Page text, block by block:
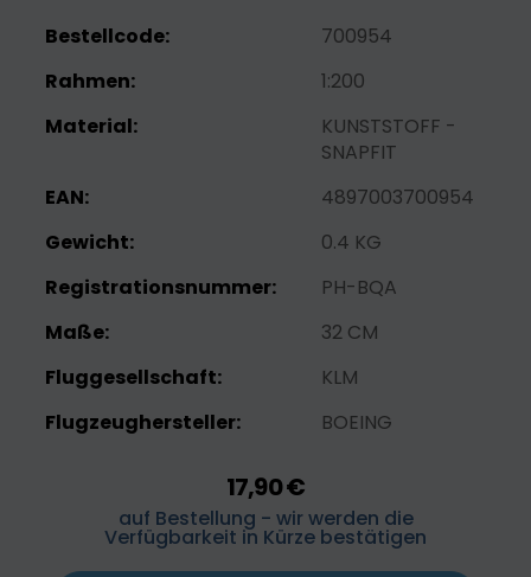
Bestellcode:
700954
Rahmen:
1:200
Material:
KUNSTSTOFF -
SNAPFIT
EAN:
4897003700954
Gewicht:
0.4 KG
Registrationsnummer:
PH-BQA
Maße:
32 CM
Fluggesellschaft:
KLM
Flugzeughersteller:
BOEING
17,90 €
auf Bestellung - wir werden die
Verfügbarkeit in Kürze bestätigen